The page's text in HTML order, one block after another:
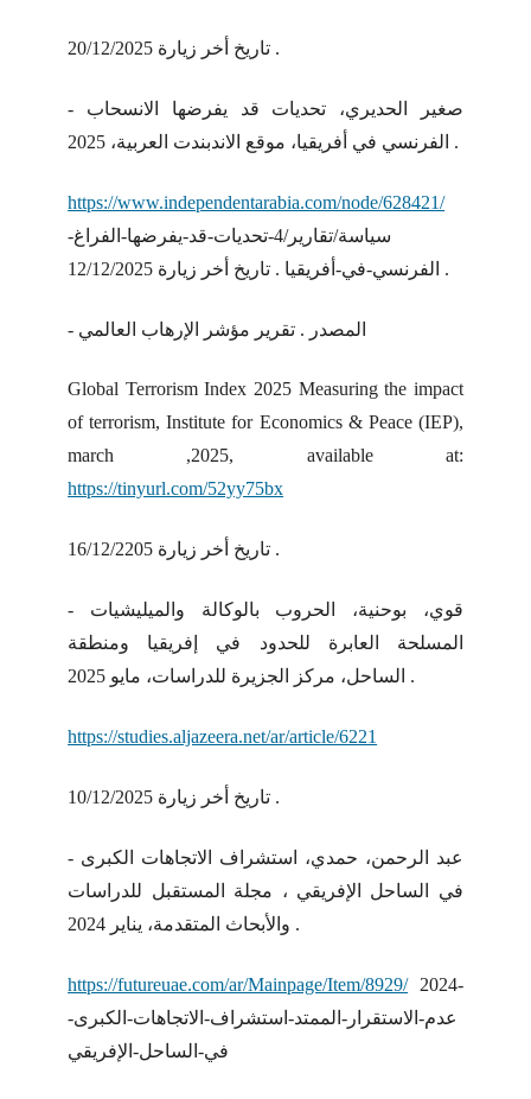
تاريخ أخر زيارة 20/12/2025 .
- صغير الحديري، تحديات قد يفرضها الانسحاب
الفرنسي في أفريقيا، موقع الاندبندت العربية، 2025 .
https://www.independentarabia.com/node/628421/
سياسة/تقارير/4-تحديات-قد-يفرضها-الفراغ-
الفرنسي-في-أفريقيا . تاريخ أخر زيارة 12/12/2025 .
- المصدر . تقرير مؤشر الإرهاب العالمي
Global Terrorism Index 2025 Measuring the impact
of terrorism, Institute for Economics & Peace (IEP),
march ,2025, available at:
https://tinyurl.com/52yy75bx
تاريخ أخر زيارة 16/12/2205 .
- قوي، بوحنية، الحروب بالوكالة والميليشيات
المسلحة العابرة للحدود في إفريقيا ومنطقة
الساحل، مركز الجزيرة للدراسات، مايو 2025 .
https://studies.aljazeera.net/ar/article/6221
تاريخ أخر زيارة 10/12/2025 .
- عبد الرحمن، حمدي، استشراف الاتجاهات الكبرى
في الساحل الإفريقي ، مجلة المستقبل للدراسات
والأبحاث المتقدمة، يناير 2024 .
https://futureuae.com/ar/Mainpage/Item/8929/2024-
عدم-الاستقرار-الممتد-استشراف-الاتجاهات-الكبرى-
في-الساحل-الإفريقي